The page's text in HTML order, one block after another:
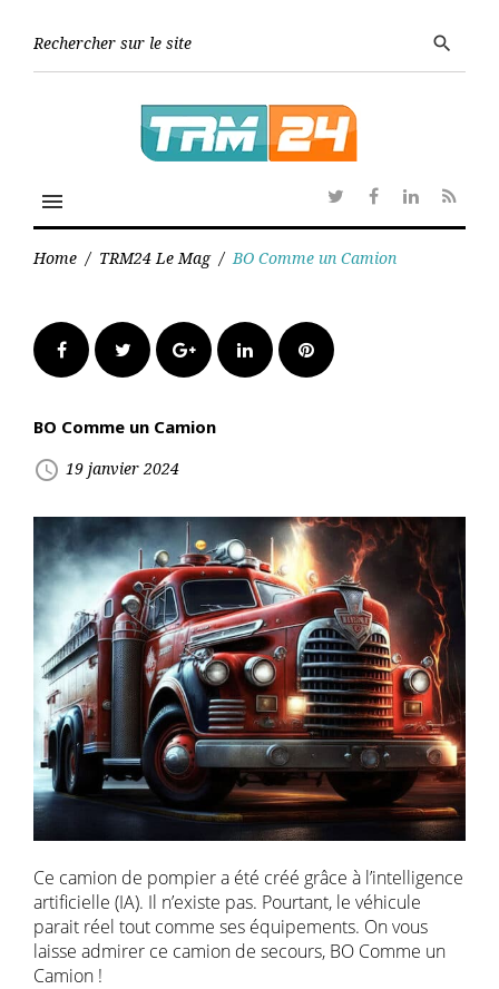
search
menu
TwitterFacebook
Linkedin
RSS
Home / TRM24 Le Mag / BO Comme un Camion
FacebookTwitter Google+LinkedInPinterest
BO Comme un Camion
access_time 19 janvier 2024
Ce camion de pompier a été créé grâce à l’intelligence
artificielle (IA). Il n’existe pas. Pourtant, le véhicule
parait réel tout comme ses équipements. On vous
laisse admirer ce camion de secours, BO Comme un
Camion !